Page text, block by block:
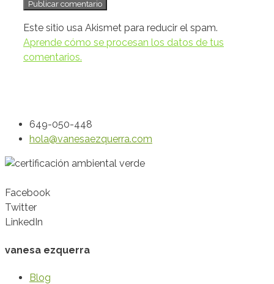
Este sitio usa Akismet para reducir el spam.
Aprende cómo se procesan los datos de tus
comentarios.
649-050-448
hola@vanesaezquerra.com
Facebook
Twitter
LinkedIn
vanesa ezquerra
Blog